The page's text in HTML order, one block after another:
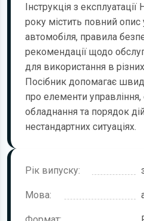
Інструкція з
року містить повний опис
автомобіля, правила
рекомендації щодо
для використання в
Посібник допомагає
про елементи управління,
обладнання та порядок
нестандартних ситуаціях.
Рік випуску:
Мова: